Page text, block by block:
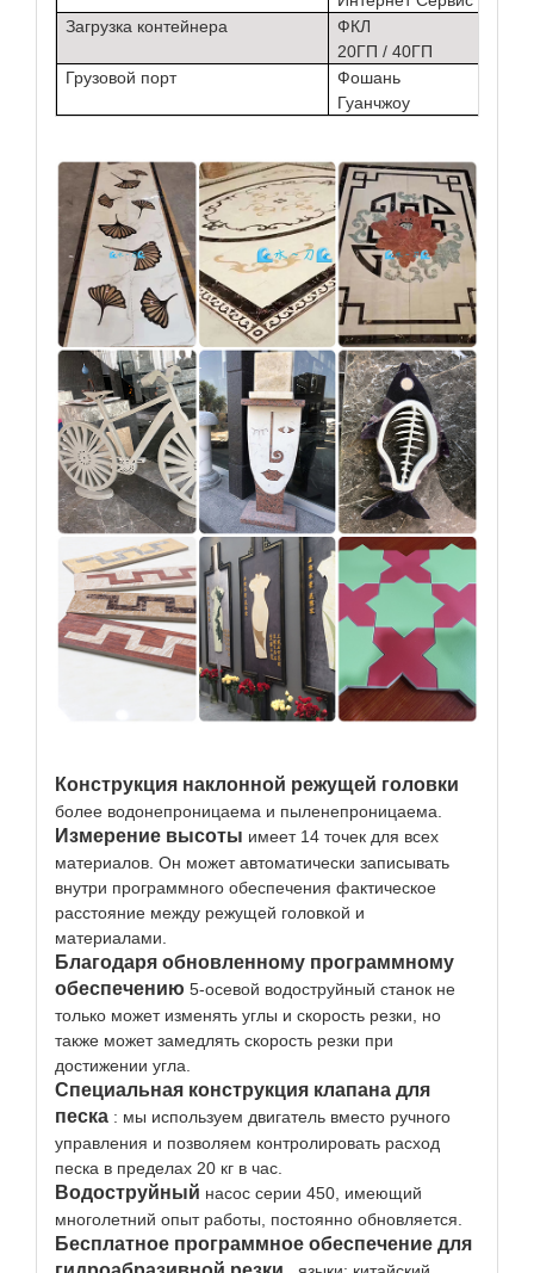
Загрузка контейнера
ФКЛ
20ГП / 40ГП
Грузовой порт
Фошань
Гуанчжоу
Конструкция наклонной режущей головки
более водонепроницаема и пыленепроницаема.
Измерение высоты имеет 14 точек для всех
материалов. Он может автоматически записывать
внутри программного обеспечения фактическое
расстояние между режущей головкой и
материалами.
Благодаря обновленному программному
обеспечению 5-осевой водоструйный станок не
только может изменять углы и скорость резки, но
также может замедлять скорость резки при
достижении угла.
Специальная конструкция клапана для
песка : мы используем двигатель вместо ручного
управления и позволяем контролировать расход
песка в пределах 20 кг в час.
Водоструйный насос серии 450, имеющий
многолетний опыт работы, постоянно обновляется.
Бесплатное программное обеспечение для